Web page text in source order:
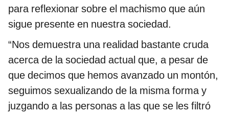
para reflexionar sobre el machismo que aún
sigue presente en nuestra sociedad.
“Nos demuestra una realidad bastante cruda
acerca de la sociedad actual que, a pesar de
que decimos que hemos avanzado un montón,
seguimos sexualizando de la misma forma y
juzgando a las personas a las que se les filtró